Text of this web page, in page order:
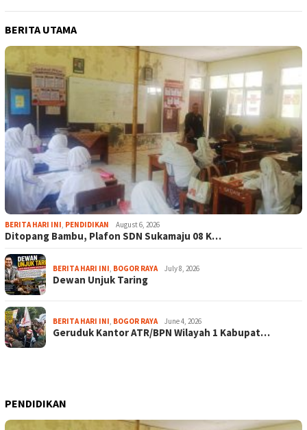
BERITA UTAMA
BERITA HARI INI, PENDIDIKAN August 6, 2026
Ditopang Bambu, Plafon SDN Sukamaju 08 K…
BERITA HARI INI, BOGOR RAYA July 8, 2026
Dewan Unjuk Taring
BERITA HARI INI, BOGOR RAYA June 4, 2026
Geruduk Kantor ATR/BPN Wilayah 1 Kabupat…
PENDIDIKAN